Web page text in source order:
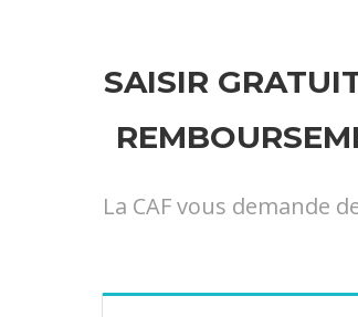
SAISIR
La CAF vous demande